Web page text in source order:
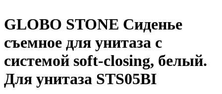
GLOBO STONE Сиденье
съемное для унитаза с
системой soft-closing, белый.
Для унитаза STS05BI